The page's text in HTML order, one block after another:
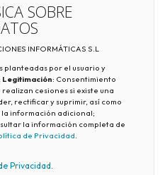
SOBRE
INFORMÁTICAS S.L
planteadas por el usuario y
Legitimación: Consentimiento
realizan cesiones si existe una
rectificar y suprimir, así como
la información adicional;
la información completa de
de Privacidad
Privacidad.